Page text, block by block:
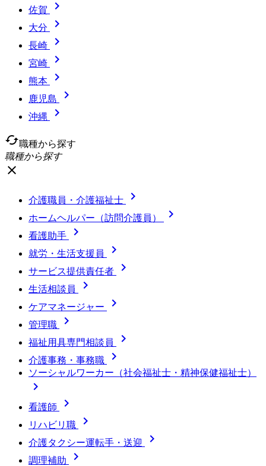
佐賀 
大分 
長崎 
宮崎 
熊本 
鹿児島 
沖縄

cached職種から探す
職種から探す
close
介護職員・介護福祉士 
ホームヘルパー（訪問介護員） 
看護助手 
就労・生活支援員 
サービス提供責任者 
生活相談員 
ケアマネージャー 
管理職 
福祉用具専門相談員 
介護事務・事務職 
ソーシャルワーカー（社会福祉士・精神保健福祉士）

看護師 
リハビリ職 
介護タクシー運転手・送迎 
調理補助 